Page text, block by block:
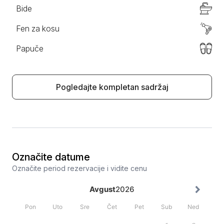
Bide
Fen za kosu
Papuče
Pogledajte kompletan sadržaj
Označite datume
Označite period rezervacije i vidite cenu